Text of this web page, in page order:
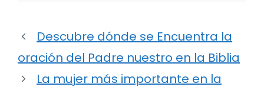
Descubre dónde se Encuentra la
oración del Padre nuestro en la Biblia
La mujer más importante en la